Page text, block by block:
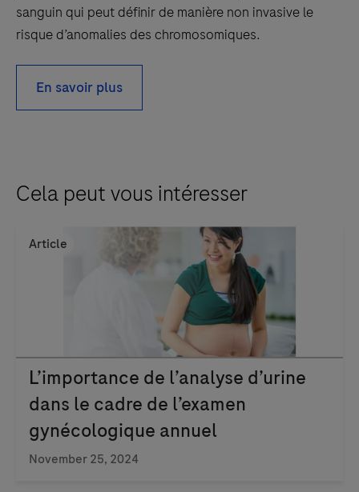
sanguin qui peut définir de manière non invasive le
risque d’anomalies des chromosomiques.
En savoir plus
Cela peut vous intéresser
Article
L’importance de l’analyse d’urine
dans le cadre de l’examen
gynécologique annuel
November 25, 2024